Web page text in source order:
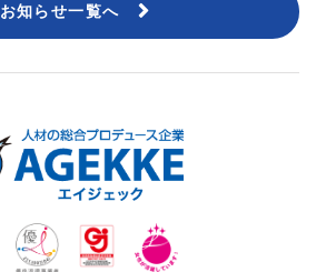
お知らせ一覧へ